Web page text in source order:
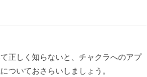
正しく知らないと、チャクラへのアプ
ついておさらいしましょう。